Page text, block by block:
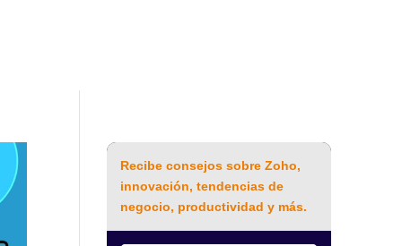
Recibe consejos sobre Zoho,
innovación, tendencias de
negocio, productividad y más.